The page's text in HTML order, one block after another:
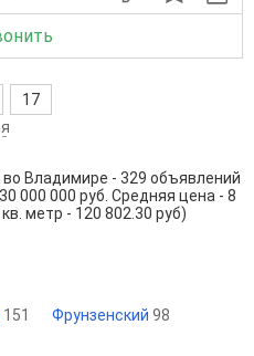
17
Владимире - 329 объявлений
000 000 руб. Средняя цена - 8
метр - 120 802.30 руб)
151 Фрунзенский 98